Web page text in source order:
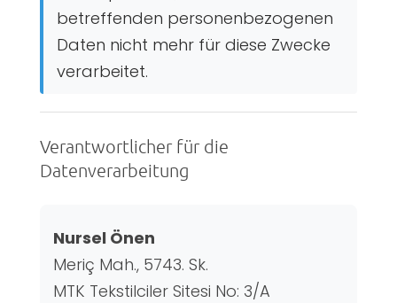
betreffenden personenbezogenen
Daten nicht mehr für diese Zwecke
verarbeitet.
Verantwortlicher für die
Datenverarbeitung
Nursel Önen
Meriç Mah., 5743. Sk.
MTK Tekstilciler Sitesi No: 3/A